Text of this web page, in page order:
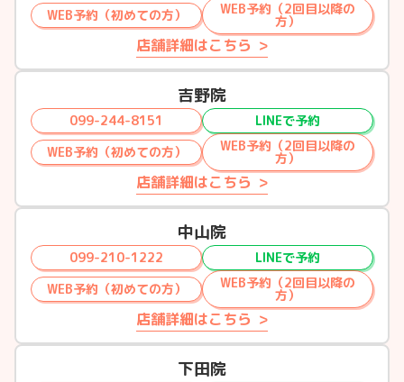
WEB予約（初めての方） WEB予約（2回目以降の
方）
店舗詳細はこちら
吉野院
099-244-8151
LINEで予約
WEB予約（初めての方）
WEB予約（2回目以降の
方）
店舗詳細はこちら
中山院
099-210-1222
LINEで予約
WEB予約（初めての方）
WEB予約（2回目以降の
方）
店舗詳細はこちら
下田院